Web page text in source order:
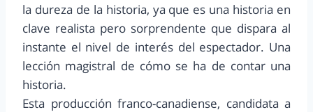
la dureza de la historia, ya que es una historia en
clave realista pero sorprendente que dispara al
instante el nivel de interés del espectador. Una
lección magistral de cómo se ha de contar una
historia.
Esta producción franco-canadiense, candidata a